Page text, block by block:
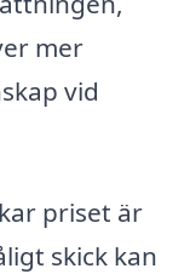
mer
vid
priset är
skick kan